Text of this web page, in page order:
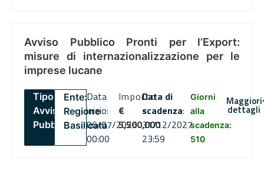
Avviso Pubblico Pronti per l’Export:
misure di internazionalizzazione per le
imprese lucane
Tipo:
Avviso
Pubblico
Ente:
Regione
Basilicata
Data
inizio:
06/07/2026
00:00
Importo
€
5,500,000
Data di
scadenza:
31/12/2027
23:59
Giorni
alla
scadenza:
510
Maggiori
dettagli